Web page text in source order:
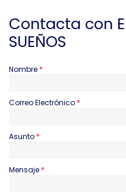
Contacta con
SUEÑOS
Nombre
Correo Electrónico
Asunto
Mensaje